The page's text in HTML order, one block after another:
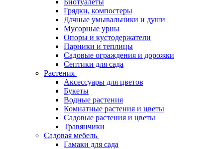
Грядки, компостеры
Дачные умывальники и души
Мусорные урны
Опоры и кустодержатели
Парники и теплицы
Садовые ограждения и дорожки
Септики для сада
Растения
Аксессуары для цветов
Букеты
Водные растения
Комнатные растения и цветы
Садовые растения и цветы
Травянчики
Садовая мебель
Гамаки для сада